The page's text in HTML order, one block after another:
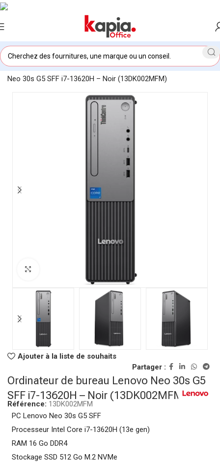
Accueil/KAPIA OFFICE MAROC/Ordinateur de bureau Lenovo
Neo 30s G5 SFF i7-13620H – Noir (13DK002MFM)
Ajouter à la liste de souhaits
Partager :
Ordinateur de bureau Lenovo Neo 30s G5
SFF i7-13620H – Noir (13DK002MFM)
Référence: 13DK002MFM
PC Lenovo Neo 30s G5 SFF
Processeur Intel Core i7-13620H (13e gen)
RAM 16 Go DDR4
Stockage SSD 512 Go M.2 NVMe